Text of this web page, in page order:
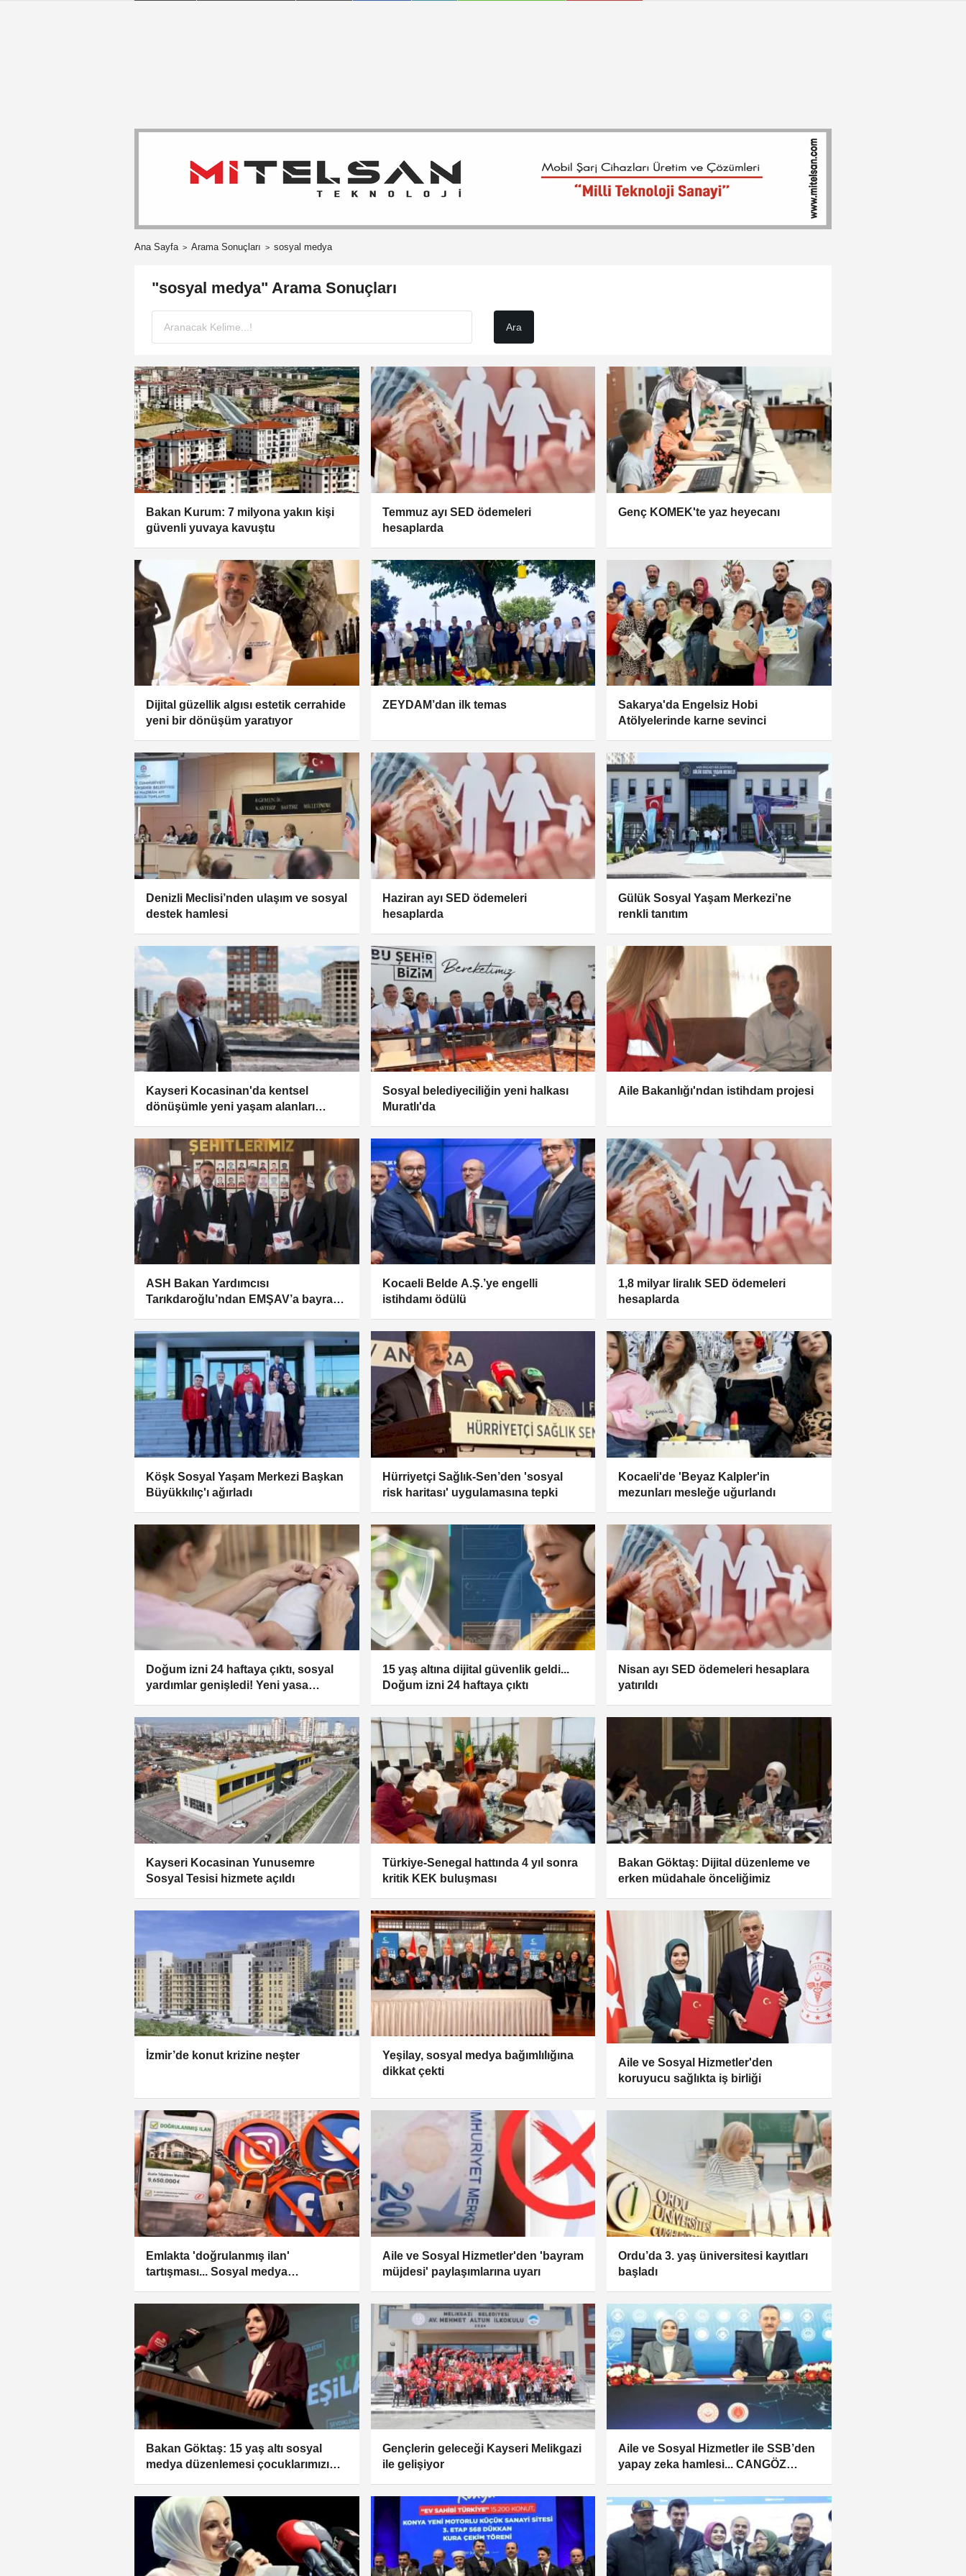
Ana Sayfa Arama Sonuçları sosyal medya
"sosyal medya" Arama Sonuçları
Bakan Kurum: 7 milyona yakın kişi
güvenli yuvaya kavuştu
Temmuz ayı SED ödemeleri
hesaplarda
Genç KOMEK'te yaz heyecanı
Dijital güzellik algısı estetik cerrahide
yeni bir dönüşüm yaratıyor
ZEYDAM’dan ilk temas
Sakarya'da Engelsiz Hobi
Atölyelerinde karne sevinci
Denizli Meclisi’nden ulaşım ve sosyal
destek hamlesi
Haziran ayı SED ödemeleri
hesaplarda
Gülük Sosyal Yaşam Merkezi’ne
renkli tanıtım
Kayseri Kocasinan'da kentsel
dönüşümle yeni yaşam alanları
Sosyal belediyeciliğin yeni halkası
Muratlı'da
Aile Bakanlığı'ndan istihdam projesi
ASH Bakan Yardımcısı
Tarıkdaroğlu’ndan EMŞAV’a bayram
Kocaeli Belde A.Ş.’ye engelli
istihdamı ödülü
1,8 milyar liralık SED ödemeleri
hesaplarda
Köşk Sosyal Yaşam Merkezi Başkan
Büyükkılıç'ı ağırladı
Hürriyetçi Sağlık-Sen’den 'sosyal
risk haritası' uygulamasına tepki
Kocaeli'de 'Beyaz Kalpler'in
mezunları mesleğe uğurlandı
Doğum izni 24 haftaya çıktı, sosyal
yardımlar genişledi! Yeni yasa
15 yaş altına dijital güvenlik geldi...
Doğum izni 24 haftaya çıktı
Nisan ayı SED ödemeleri hesaplara
yatırıldı
Kayseri Kocasinan Yunusemre
Sosyal Tesisi hizmete açıldı
Türkiye-Senegal hattında 4 yıl sonra
kritik KEK buluşması
Bakan Göktaş: Dijital düzenleme ve
erken müdahale önceliğimiz
İzmir’de konut krizine neşter
Yeşilay, sosyal medya bağımlılığına
dikkat çekti
Aile ve Sosyal Hizmetler'den
koruyucu sağlıkta iş birliği
Emlakta 'doğrulanmış ilan'
tartışması... Sosyal medya
Aile ve Sosyal Hizmetler'den 'bayram
müjdesi' paylaşımlarına uyarı
Ordu’da 3. yaş üniversitesi kayıtları
başladı
Bakan Göktaş: 15 yaş altı sosyal
medya düzenlemesi çocuklarımızı
Gençlerin geleceği Kayseri Melikgazi
ile gelişiyor
Aile ve Sosyal Hizmetler ile SSB’den
yapay zeka hamlesi... CANGÖZ